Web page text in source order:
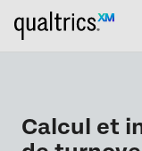
Calcul et